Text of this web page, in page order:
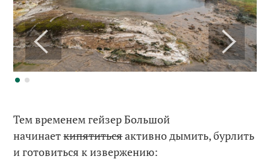
Тем временем гейзер Большой
начинаеткипятитьсяактивно дымить, бурлить
и готовиться к извержению: